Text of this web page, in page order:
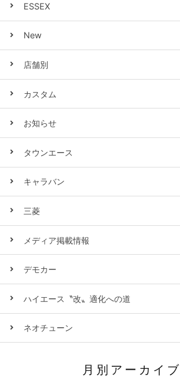
ESSEX
New
店舗別
カスタム
お知らせ
タウンエース
キャラバン
三菱
メディア掲載情報
デモカー
ハイエース〝改〟適化への道
ネオチューン
月別アーカイブ